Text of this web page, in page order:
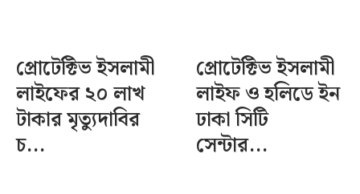
প্রোটেক্টিভ ইসলামী
লাইফের ২০ লাখ
টাকার মৃত্যুদাবির
চ...
প্রোটেক্টিভ ইসলামী
লাইফ ও হলিডে ইন
ঢাকা সিটি
সেন্টার...